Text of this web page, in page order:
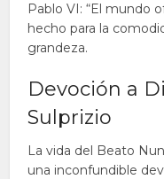
Pablo VI: “El mundo
hecho para la
grandeza.
Devoción a
Sulprizio
La vida del Beato
una inconfundible